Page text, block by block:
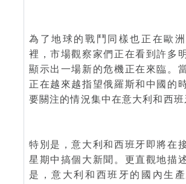
為了地球的戰鬥同樣也正在歐
裡，市場觀察家們正在看到許多
顯示出一場新的危機正在來臨。
正在越來越指望俄羅斯和中國的
要關注的情況集中在意大利和西班
特別是，意大利和西班牙即將在
星期中搞個大新聞。更直觀地描
是，意大利和西班牙的國內生